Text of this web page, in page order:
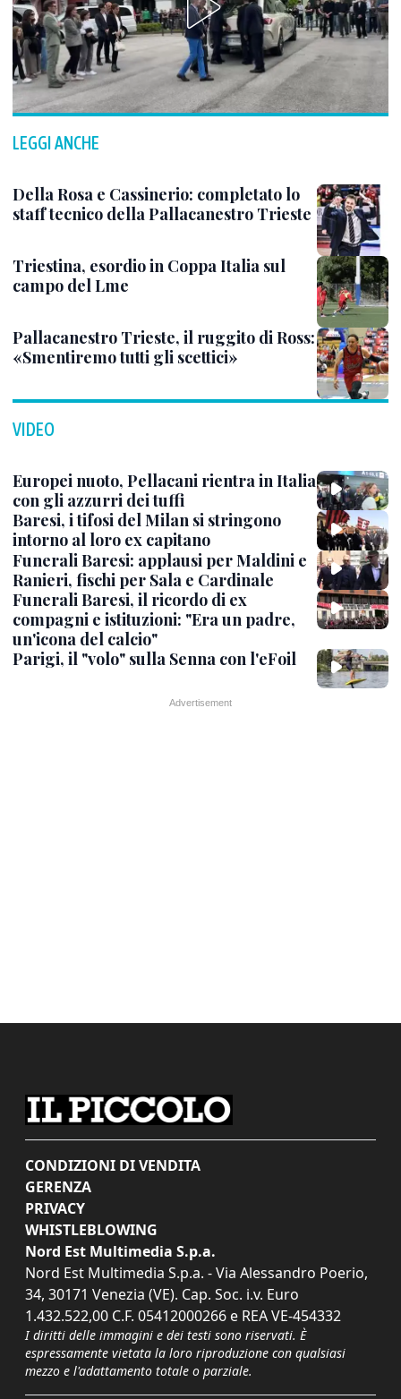
LEGGI ANCHE
Della Rosa e Cassinerio: completato lo
staff tecnico della Pallacanestro Trieste
Triestina, esordio in Coppa Italia sul
campo del Lme
Pallacanestro Trieste, il ruggito di Ross:
«Smentiremo tutti gli scettici»
VIDEO
Europei nuoto, Pellacani rientra in Italia
con gli azzurri dei tuffi
Baresi, i tifosi del Milan si stringono
intorno al loro ex capitano
Funerali Baresi: applausi per Maldini e
Ranieri, fischi per Sala e Cardinale
Funerali Baresi, il ricordo di ex
compagni e istituzioni: "Era un padre,
un'icona del calcio"
Parigi, il "volo" sulla Senna con l'eFoil
CONDIZIONI DI VENDITA
GERENZA
PRIVACY
WHISTLEBLOWING
Nord Est Multimedia S.p.a.
Nord Est Multimedia S.p.a. - Via Alessandro Poerio,
34, 30171 Venezia (VE). Cap. Soc. i.v. Euro
1.432.522,00 C.F. 05412000266 e REA VE-454332
I diritti delle immagini e dei testi sono riservati. È
espressamente vietata la loro riproduzione con qualsiasi
mezzo e l'adattamento totale o parziale.